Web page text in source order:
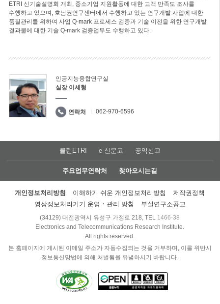
ETRI 신기술설명회 개최, 중소기업 지원활동에 대한 고객 만족도 조사를
수행하고 있으며, 호남권연구센터에서 수행하고 있는 연구개발 사업에 대한
품질관리를 위하여 사업 Q-mark 프로세스 검증과 기술 이전을 위한 연구개발
결과물에 대한 기술 Q-mark 검증업무도 수행하고 있다.
인공지능융합연구실
실장 이세형
연락처 062-970-6596
클린ETRI e-신문고 공익신고
주요업무연락처 찾아오시는길
개인정보처리방침 이해하기 쉬운 개인정보처리방침
저작권정책
영상정보처리기기 운영ㆍ관리 방침
부설연구소공고
(34129) 대전광역시 유성구 가정로 218, TEL 1466-38
Electronics and Telecommunications Research Institute.
All rights reserved.
본 홈페이지에 게시된 이메일 주소가 자동수집되는 것을 거부하며, 이를 위반시
정보통신망법에 의해 처벌됨을 유념하시기 바랍니다.